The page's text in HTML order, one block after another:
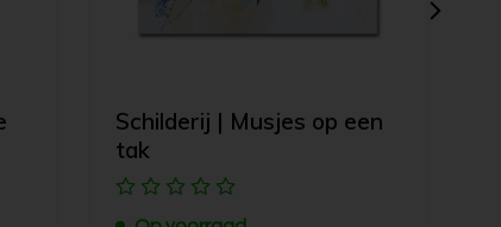
Schilderij | Musjes op een
tak